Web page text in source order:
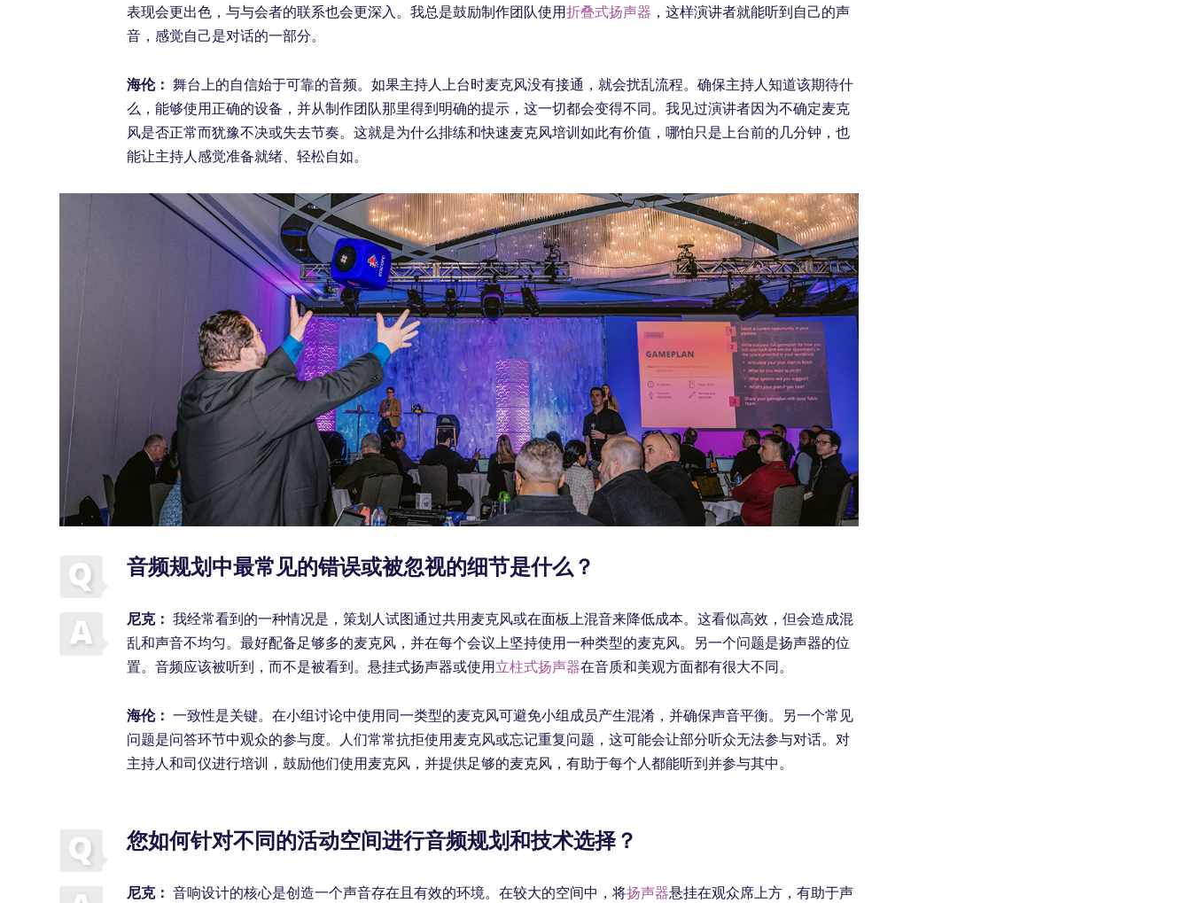
表现会更出色，与与会者的联系也会更深入。我总是鼓励制作团队使用折叠式扬声器 ，这样演讲者就能听到自己的声
音，感觉自己是对话的一部分。
海伦：舞台上的自信始于可靠的音频。如果主持人上台时麦克风没有接通，就会扰乱流程。确保主持人知道该期待什
么，能够使用正确的设备，并从制作团队那里得到明确的提示，这一切都会变得不同。我见过演讲者因为不确定麦克
风是否正常而犹豫不决或失去节奏。这就是为什么排练和快速麦克风培训如此有价值，哪怕只是上台前的几分钟，也
能让主持人感觉准备就绪、轻松自如。
音频规划中最常见的错误或被忽视的细节是什么？
尼克：我经常看到的一种情况是，策划人试图通过共用麦克风或在面板上混音来降低成本。这看似高效，但会造成混
乱和声音不均匀。最好配备足够多的麦克风，并在每个会议上坚持使用一种类型的麦克风。另一个问题是扬声器的位
置。音频应该被听到，而不是被看到。悬挂式扬声器或使用立柱式扬声器在音质和美观方面都有很大不同。
海伦：一致性是关键。在小组讨论中使用同一类型的麦克风可避免小组成员产生混淆，并确保声音平衡。另一个常见
问题是问答环节中观众的参与度。人们常常抗拒使用麦克风或忘记重复问题，这可能会让部分听众无法参与对话。对
主持人和司仪进行培训，鼓励他们使用麦克风，并提供足够的麦克风，有助于每个人都能听到并参与其中。
您如何针对不同的活动空间进行音频规划和技术选择？
尼克：音响设计的核心是创造一个声音存在且有效的环境。在较大的空间中，将扬声器悬挂在观众席上方，有助于声